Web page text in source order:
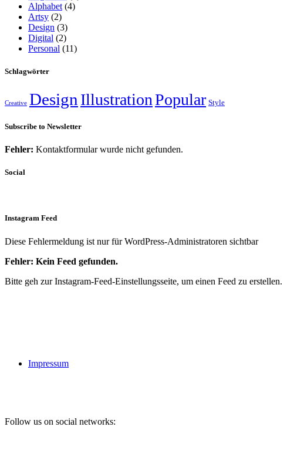
Alphabet (4)
Artsy (2)
Design (3)
Digital (2)
Personal (11)
Schlagwörter
Creative Design IllustrationPopular Style
Subscribe to Newsletter
Fehler: Kontaktformular wurde nicht gefunden.
Social
Instagram Feed
Diese Fehlermeldung ist nur für WordPress-Administratoren sichtbar
Fehler: Kein Feed gefunden.
Bitte geh zur Instagram-Feed-Einstellungsseite, um einen Feed zu erstellen.
Impressum
Follow us on social networks: